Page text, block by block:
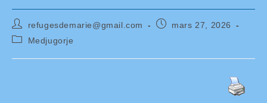
Auteur/autrice
de
la
publication :
refugesdemarie@gmail.com
Publication
mars 27, 2026
PostMedjugorje